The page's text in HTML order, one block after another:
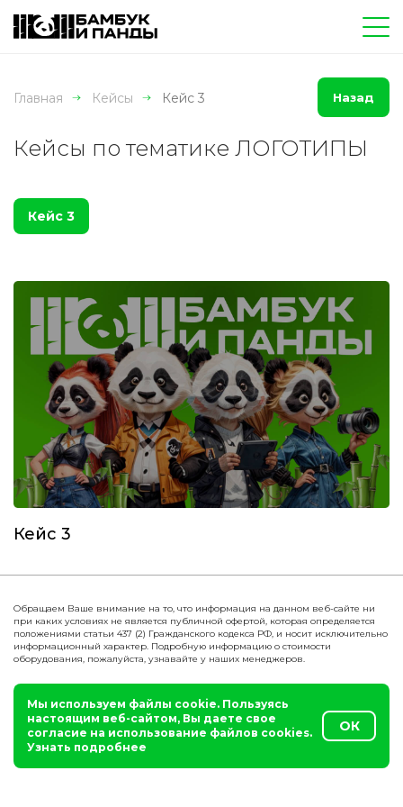
Главная Кейсы Кейс 3 Назад
Кейсы по тематике ЛОГОТИПЫ
Кейс 3
Кейс 3
Обращаем Ваше внимание на то, что информация на данном веб-сайте ни
при каких условиях не является публичной офертой, которая определяется
положениями статьи 437 (2) Гражданского кодекса РФ, и носит исключительно
информационный характер. Подробную информацию о стоимости
оборудования, пожалуйста, узнавайте у наших менеджеров.
Мы используем файлы cookie. Пользуясь
настоящим веб-сайтом, Вы даете свое
согласие на использование файлов cookies.
Узнать подробнее
ОК